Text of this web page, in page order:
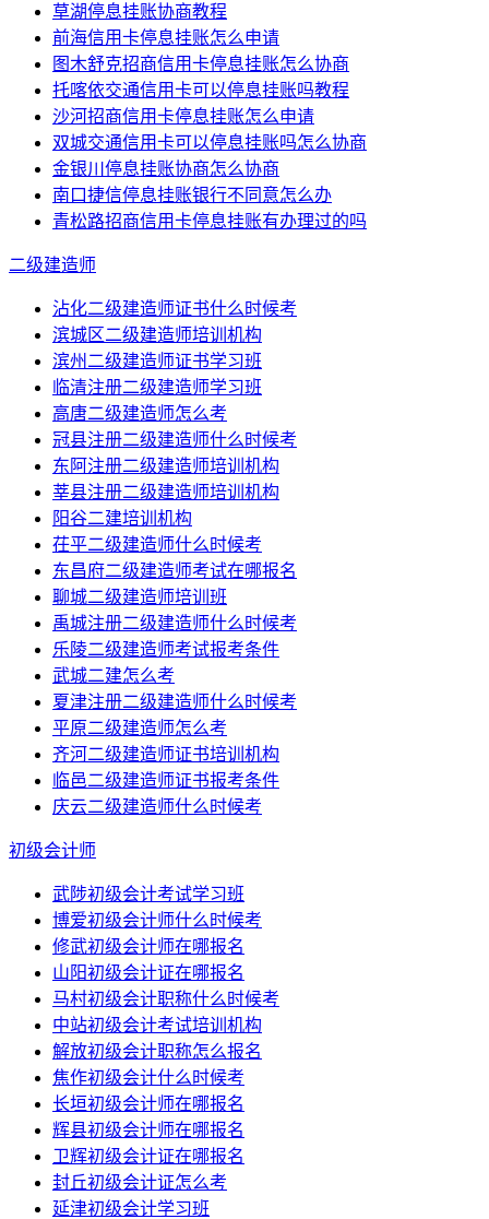
草湖停息挂账协商教程
前海信用卡停息挂账怎么申请
图木舒克招商信用卡停息挂账怎么协商
托喀依交通信用卡可以停息挂账吗教程
沙河招商信用卡停息挂账怎么申请
双城交通信用卡可以停息挂账吗怎么协商
金银川停息挂账协商怎么协商
南口捷信停息挂账银行不同意怎么办
青松路招商信用卡停息挂账有办理过的吗
二级建造师
沾化二级建造师证书什么时候考
滨城区二级建造师培训机构
滨州二级建造师证书学习班
临清注册二级建造师学习班
高唐二级建造师怎么考
冠县注册二级建造师什么时候考
东阿注册二级建造师培训机构
莘县注册二级建造师培训机构
阳谷二建培训机构
茌平二级建造师什么时候考
东昌府二级建造师考试在哪报名
聊城二级建造师培训班
禹城注册二级建造师什么时候考
乐陵二级建造师考试报考条件
武城二建怎么考
夏津注册二级建造师什么时候考
平原二级建造师怎么考
齐河二级建造师证书培训机构
临邑二级建造师证书报考条件
庆云二级建造师什么时候考
初级会计师
武陟初级会计考试学习班
博爱初级会计师什么时候考
修武初级会计师在哪报名
山阳初级会计证在哪报名
马村初级会计职称什么时候考
中站初级会计考试培训机构
解放初级会计职称怎么报名
焦作初级会计什么时候考
长垣初级会计师在哪报名
辉县初级会计师在哪报名
卫辉初级会计证在哪报名
封丘初级会计证怎么考
延津初级会计学习班